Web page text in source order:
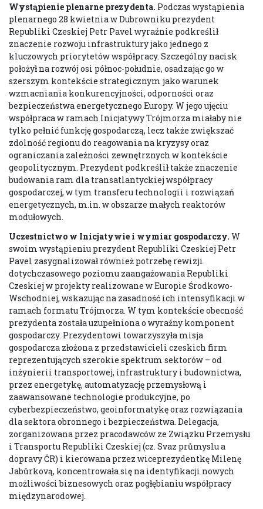
Wystąpienie plenarne prezydenta. Podczas wystąpienia
plenarnego 28 kwietnia w Dubrowniku prezydent
Republiki Czeskiej Petr Pavel wyraźnie podkreślił
znaczenie rozwoju infrastruktury jako jednego z
kluczowych priorytetów współpracy. Szczególny nacisk
położył na rozwój osi północ-południe, osadzając go w
szerszym kontekście strategicznym jako warunek
wzmacniania konkurencyjności, odporności oraz
bezpieczeństwa energetycznego Europy. W jego ujęciu
współpraca w ramach Inicjatywy Trójmorza miałaby nie
tylko pełnić funkcję gospodarczą, lecz także zwiększać
zdolność regionu do reagowania na kryzysy oraz
ograniczania zależności zewnętrznych w kontekście
geopolitycznym. Prezydent podkreślił także znaczenie
budowania ram dla transatlantyckiej współpracy
gospodarczej, w tym transferu technologii i rozwiązań
energetycznych, m.in. w obszarze małych reaktorów
modułowych.
Uczestnictwo w Inicjatywie i wymiar gospodarczy. W
swoim wystąpieniu prezydent Republiki Czeskiej Petr
Pavel zasygnalizował również potrzebę rewizji
dotychczasowego poziomu zaangażowania Republiki
Czeskiej w projekty realizowane w Europie Środkowo-
Wschodniej, wskazując na zasadność ich intensyfikacji w
ramach formatu Trójmorza. W tym kontekście obecność
prezydenta została uzupełniona o wyraźny komponent
gospodarczy. Prezydentowi towarzyszyła misja
gospodarcza złożona z przedstawicieli czeskich firm
reprezentujących szerokie spektrum sektorów – od
inżynierii transportowej, infrastruktury i budownictwa,
przez energetykę, automatyzację przemysłową i
zaawansowane technologie produkcyjne, po
cyberbezpieczeństwo, geoinformatykę oraz rozwiązania
dla sektora obronnego i bezpieczeństwa. Delegacja,
zorganizowana przez pracodawców ze Związku Przemysłu
i Transportu Republiki Czeskiej (cz. Svaz průmyslu a
dopravy ČR) i kierowana przez wiceprezydentkę Milenę
Jabůrkovą, koncentrowała się na identyfikacji nowych
możliwości biznesowych oraz pogłębianiu współpracy
międzynarodowej.